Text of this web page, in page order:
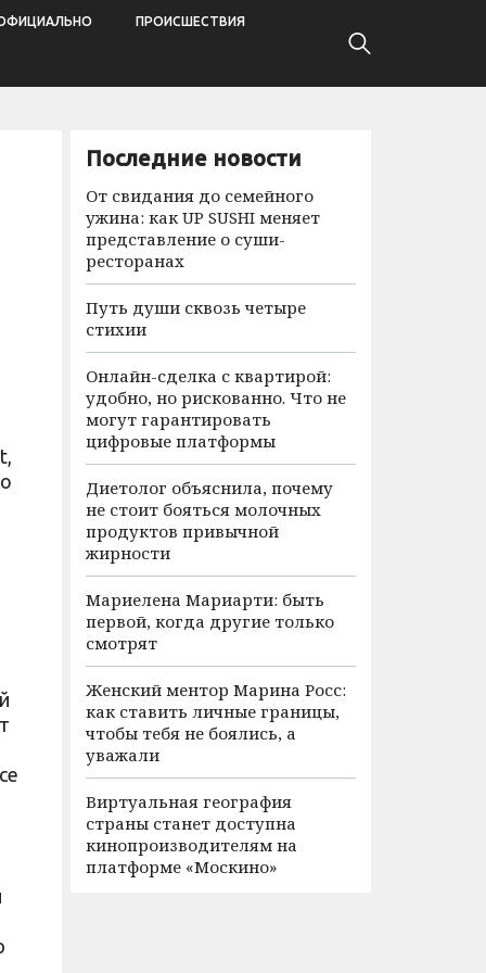
ПРОИСШЕСТВИЯ
Последние новости
От свидания до семейного
ужина: как UP SUSHI меняет
представление о суши-
ресторанах
Путь души сквозь четыре
стихии
Онлайн-сделка с квартирой:
удобно, но рискованно. Что не
могут гарантировать
цифровые платформы
Диетолог объяснила, почему
не стоит бояться молочных
продуктов привычной
жирности
Мариелена Мариарти: быть
первой, когда другие только
смотрят
Женский ментор Марина Росс:
как ставить личные границы,
чтобы тебя не боялись, а
уважали
Виртуальная география
страны станет доступна
кинопроизводителям на
платформе «Москино»